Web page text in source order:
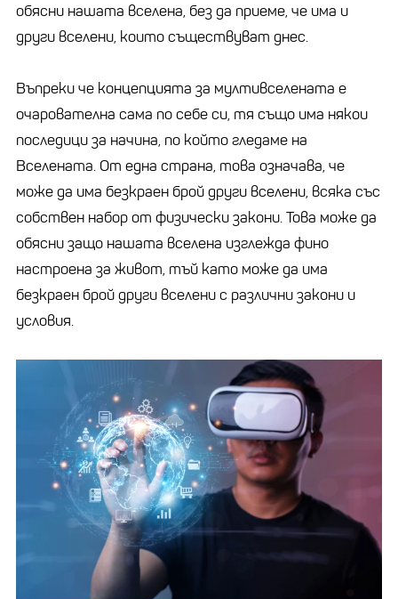
обясни нашата вселена, без да приеме, че има и
други вселени, които съществуват днес.
Въпреки че концепцията за мултивселената е
очарователна сама по себе си, тя също има някои
последици за начина, по който гледаме на
Вселената. От една страна, това означава, че
може да има безкраен брой други вселени, всяка със
собствен набор от физически закони. Това може да
обясни защо нашата вселена изглежда фино
настроена за живот, тъй като може да има
безкраен брой други вселени с различни закони и
условия.